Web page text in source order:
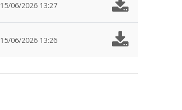
15/06/2026 13:27
15/06/2026 13:26